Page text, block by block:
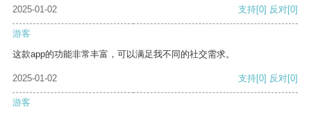
2025-01-02 支持[0] 反对[0]
游客
这款app的功能非常丰富，可以满足我不同的社交需求。
2025-01-02 支持[0] 反对[0]
游客